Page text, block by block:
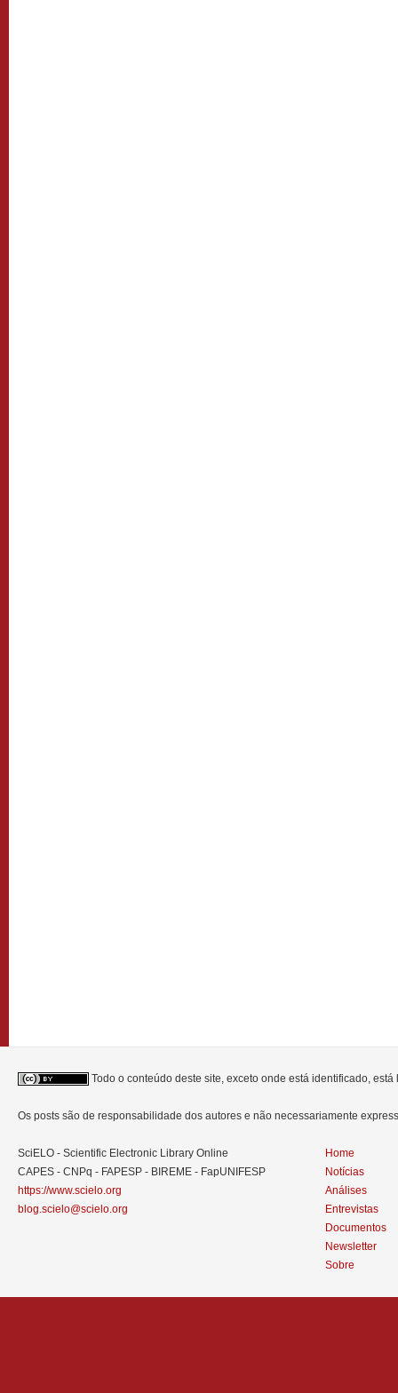
Todo o conteúdo deste site, exceto onde está identificado,
Os posts são de responsabilidade dos autores e não necessariamente
SciELO - Scientific Electronic Library Online
CAPES - CNPq - FAPESP - BIREME - FapUNIFESP
https://www.scielo.org
blog.scielo@scielo.org
Home
Notícias
Análises
Entrevistas
Documentos
Newsletter
Sobre